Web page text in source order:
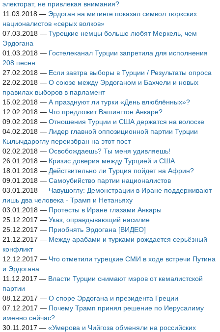
электорат, не привлекая внимания?
11.03.2018 — Эрдоган на митинге показал символ тюркских
националистов «серых волков»
07.03.2018 — Турецкие немцы больше любят Меркель, чем
Эрдогана
01.03.2018 — Гостелеканал Турции запретила для исполнения
208 песен
27.02.2018 — Если завтра выборы в Турции / Результаты опроса
22.02.2018 — О союзе между Эрдоганом и Бахчели и новых
правилах выборов в парламент
15.02.2018 — А празднуют ли турки «День влюблённых»?
12.02.2018 — Что предложит Вашингтон Анкаре?
09.02.2018 — Отношения Турции и США держатся на волоске
04.02.2018 — Лидер главной оппозиционной партии Турции
Кылычдароглу переизбран на этот пост
02.02.2018 — Освобождаешь? Ты меня удивляешь!
26.01.2018 — Кризис доверия между Турцией и США
18.01.2018 — Действительно ли Турция пойдет на Африн?
09.01.2018 — Самоубийство партии националистов
03.01.2018 — Чавушоглу: Демонстрации в Иране поддерживают
лишь два человека - Трамп и Нетаньяху
03.01.2018 — Протесты в Иране глазами Анкары
25.12.2017 — Указ, оправдывающий насилие
25.12.2017 — Приобнять Эрдогана [ВИДЕО]
21.12.2017 — Между арабами и турками рождается серьёзный
конфликт
12.12.2017 — Что отметили турецкие СМИ в ходе встречи Путина
и Эрдогана
11.12.2017 — Власти Турции снимают мэров от кемалистской
партии
08.12.2017 — О споре Эрдогана и президента Греции
07.12.2017 — Почему Трамп принял решение по Иерусалиму
именно сейчас?
30.11.2017 — «Умерова и Чийгоза обменяли на российских